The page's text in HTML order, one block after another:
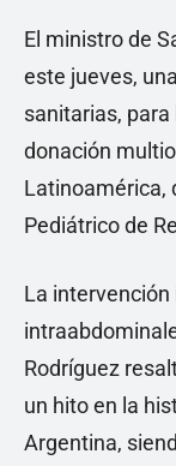
El ministro de
este jueves,
sanitarias,
donación
Latinoamérica,
Pediátrico de
La
Rodríguez
un hito en la
Argentina,